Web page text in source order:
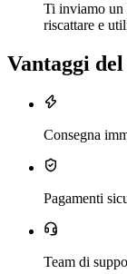
Ti inviamo un
riscattare e
Vantaggi
Consegna
Pagamenti
Team di